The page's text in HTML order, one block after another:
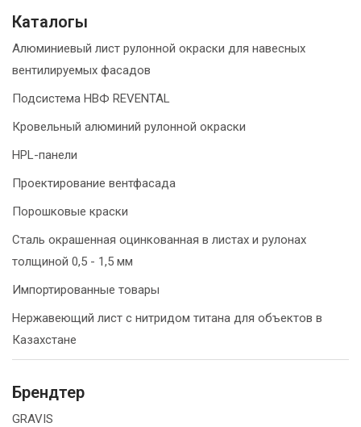
Каталогы
Алюминиевый лист рулонной окраски для навесных
вентилируемых фасадов
Подсистема НВФ REVENTAL
Кровельный алюминий рулонной окраски
HPL-панели
Проектирование вентфасада
Порошковые краски
Сталь окрашенная оцинкованная в листах и рулонах
толщиной 0,5 - 1,5 мм
Импортированные товары
Нержавеющий лист с нитридом титана для объектов в
Казахстане
Брендтер
GRAVIS